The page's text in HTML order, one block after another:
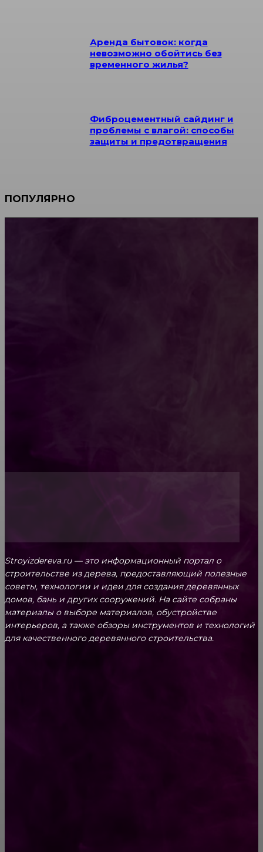
Аренда бытовок: когда
невозможно обойтись без
временного жилья?
Фиброцементный сайдинг и
проблемы с влагой: способы
защиты и предотвращения
ПОПУЛЯРНО
Stroyizdereva.ru — это информационный портал о
строительстве из дерева, предоставляющий полезные
советы, технологии и идеи для создания деревянных
домов, бань и других сооружений. На сайте собраны
материалы о выборе материалов, обустройстве
интерьеров, а также обзоры инструментов и технологий
для качественного деревянного строительства.